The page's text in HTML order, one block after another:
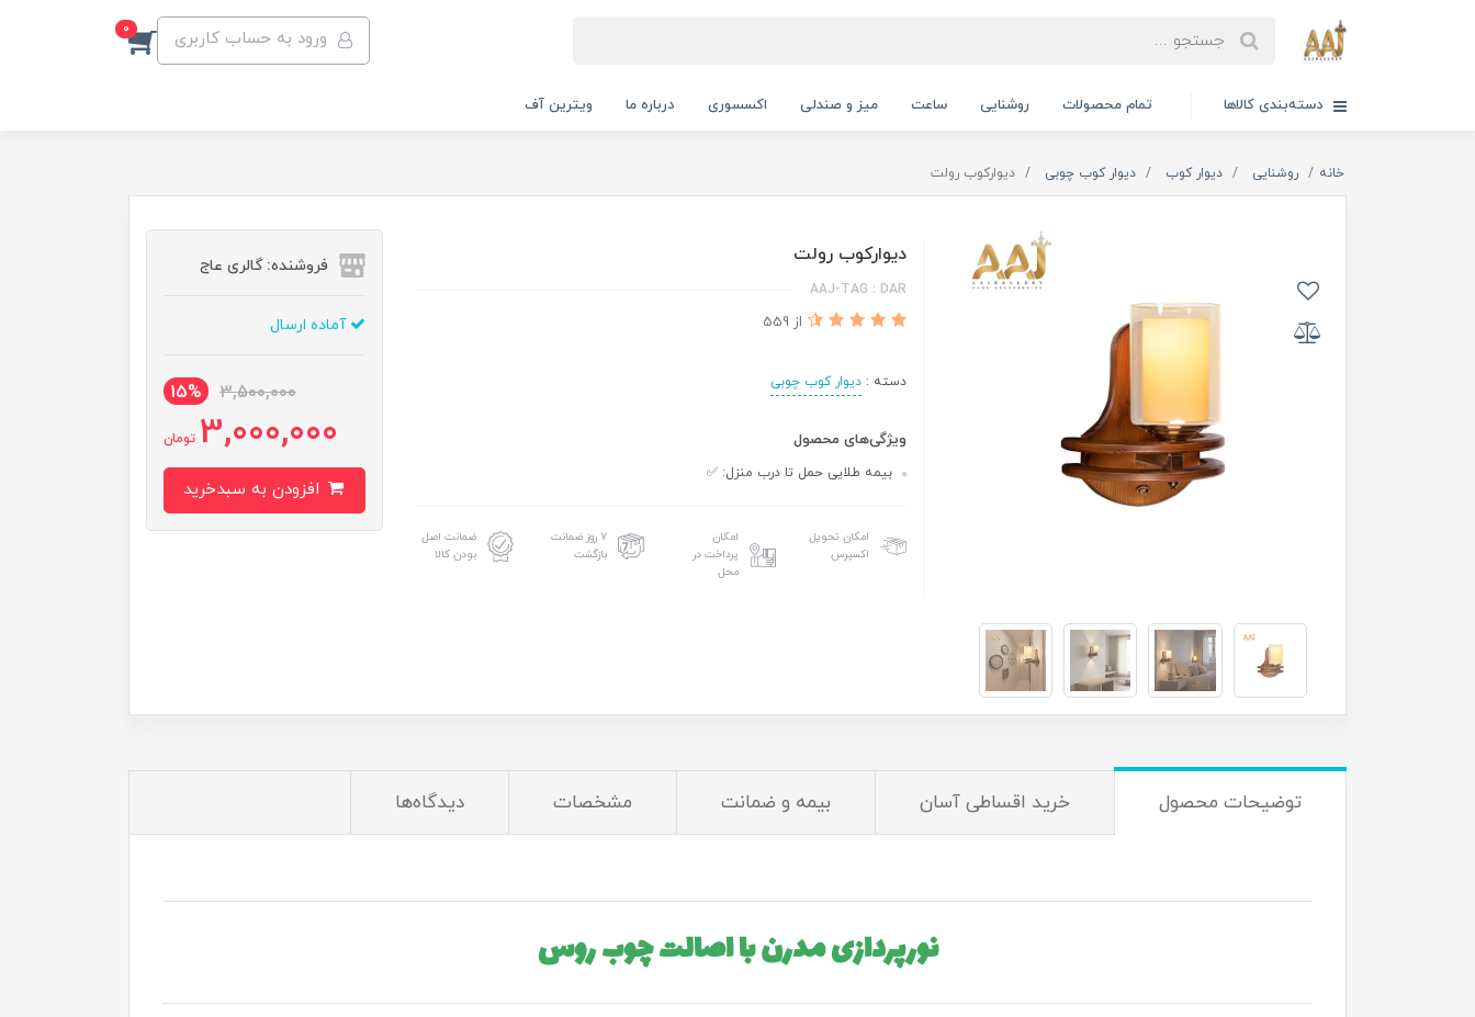
ورود به حساب کاربری 0
دسته‌بندی کالاها تمام محصولات روشنایی ساعت میز و صندلی اکسسوری درباره ما ویترین آف
خانه روشنایی دیوار کوب دیوار کوب چوبی دیوارکوب رولت
دیوارکوب رولت
AAJ-TAG : DAR
از 559
دسته :دیوار کوب چوبی
ویژگی‌های محصول
بیمه طلایی حمل تا درب منزل: ✅
امکان تحویل
اکسپرس
امکان
پرداخت در
محل
۷ روز ضمانت
بازگشت
ضمانت اصل
بودن کالا
فروشنده: گالری عاج
آماده ارسال
3,500,000
15%
3,000,000 تومان
توضیحات محصول خرید اقساطی آسان بیمه و ضمانت مشخصات دیدگاه‌ها
نورپردازی مدرن با اصالت چوب روس